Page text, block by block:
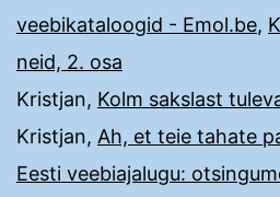
veebikataloogid - Emol.be,
neid, 2. osa
Kristjan, Kolm sakslast
Kristjan, Ah, et teie tahate
Eesti veebiajalugu: